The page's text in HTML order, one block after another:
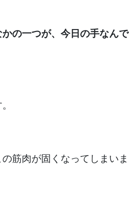
の一つが、今日の手なんで
筋肉が固くなってしまいま